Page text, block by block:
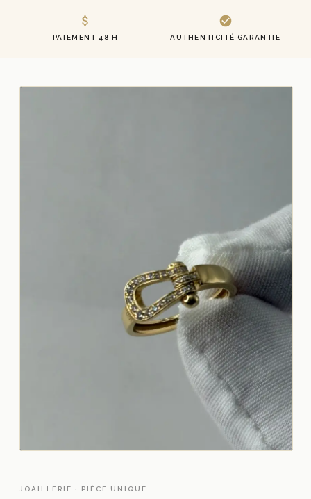
PAIEMENT 48 H AUTHENTICITÉ GARANTIE
JOAILLERIE · PIÈCE UNIQUE